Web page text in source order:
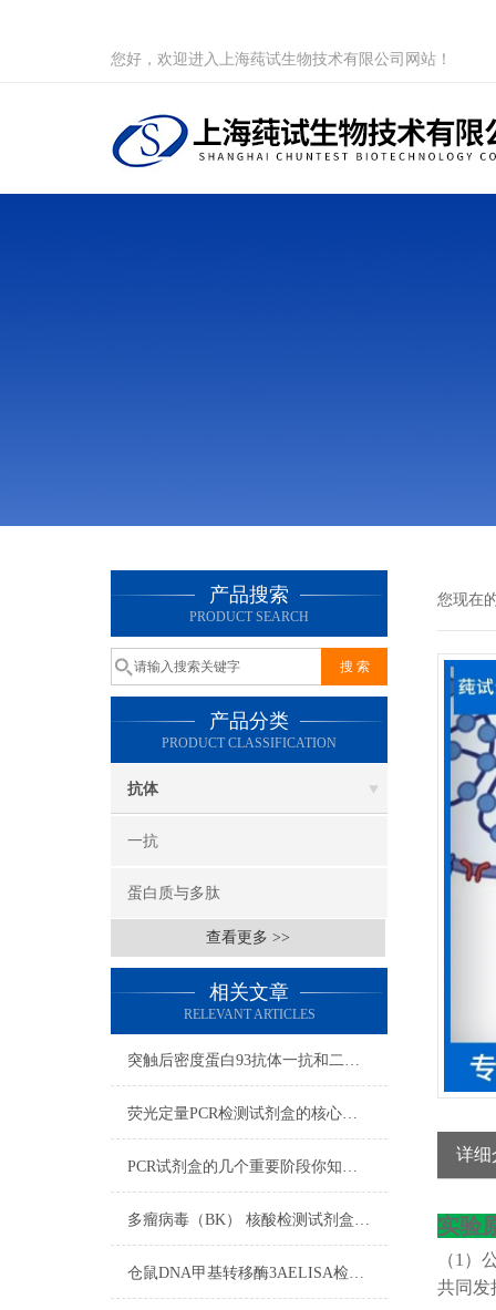
您好，欢迎进入上海莼试生物技术有限公司网站！
产品搜索
PRODUCT SEARCH
产品分类
PRODUCT CLASSIFICATION
抗体
一抗
蛋白质与多肽
查看更多 >>
相关文章
RELEVANT ARTICLES
突触后密度蛋白93抗体一抗和二抗的区别
荧光定量PCR检测试剂盒的核心在于“实时”与“定量”
PCR试剂盒的几个重要阶段你知道吗？
多瘤病毒（BK） 核酸检测试剂盒（PCR-荧光探针法）反应流程常规程序
仓鼠DNA甲基转移酶3AELISA检测试剂盒​使用注意说明
您现在
详细
实验
（1）
共同发